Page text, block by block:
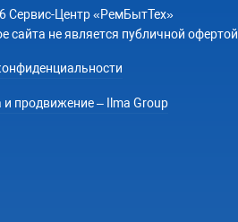
Сервис-Центр «РемБытТех»
сайта не является публичной офертой
продвижение – Ilma Group